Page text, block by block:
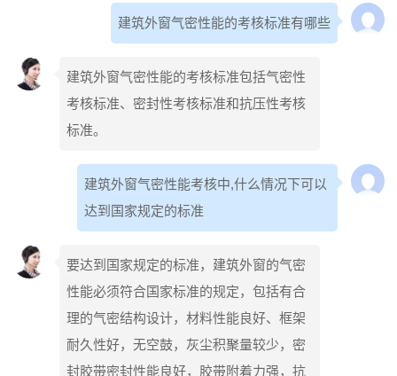
建筑外窗气密性能的考核标准有哪些
建筑外窗气密性能的考核标准包括气密性
考核标准、密封性考核标准和抗压性考核
标准。
建筑外窗气密性能考核中,什么情况下可以
达到国家规定的标准
要达到国家规定的标准，建筑外窗的气密
性能必须符合国家标准的规定，包括有合
理的气密结构设计，材料性能良好、框架
耐久性好，无空鼓，灰尘积聚量较少，密
封胶带密封性能良好，胶带附着力强，抗